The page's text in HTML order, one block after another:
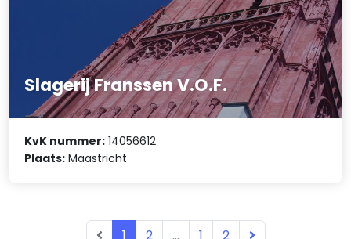
Slagerij Franssen V.O.F.
KvK nummer: 14056612
Plaats: Maastricht
1 2 ... 1 2